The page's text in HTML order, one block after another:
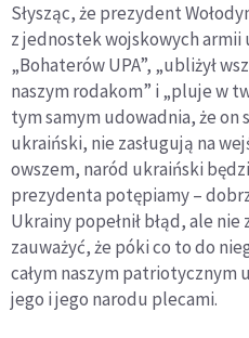
Słysząc, że prezydent
z jednostek wojskowych armii
„Bohaterów UPA”, „ubliżył
naszym rodakom” i „pluje w
tym samym udowadnia, że on
ukraiński, nie zasługują na
owszem, naród ukraiński
prezydenta potępiamy –
Ukrainy popełnił błąd, ale
zauważyć, że póki co to do
całym naszym patriotycznym
jego i jego narodu plecami.